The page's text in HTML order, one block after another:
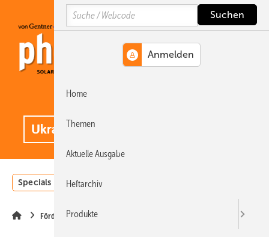
Hauptinhalt
Hauptmenü
SiteSearch
Specials Einstrahlungsatlas
Förderung
Search
Home
Themen
Aktuelle Ausgabe
Heftarchiv
Produkte